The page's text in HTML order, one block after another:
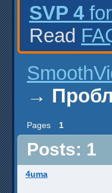
SVP 4
Read
→
Pages 1
Posts: 1
4uma